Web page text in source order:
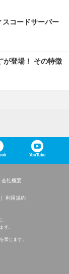
コードサーバー
が登場！ その特徴
YouTube
会社概要
利用規約
す。
禁じます。